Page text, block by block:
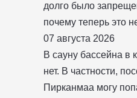
долго было
почему теперь это
07 августа 2026
В сауну бассейна в
нет. В частности,
Пирканмаа могу